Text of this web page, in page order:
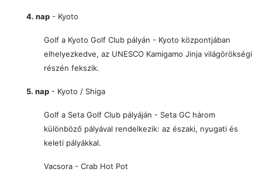
4. nap - Kyoto
Golf a Kyoto Golf Club pályán - Kyoto központjában
elhelyezkedve, az UNESCO Kamigamo Jinja világörökségi
részén fekszik.
5. nap - Kyoto / Shiga
Golf a Seta Golf Club pályáján - Seta GC három
különböző pályával rendelkezik: az északi, nyugati és
keleti pályákkal.
Vacsora - Crab Hot Pot